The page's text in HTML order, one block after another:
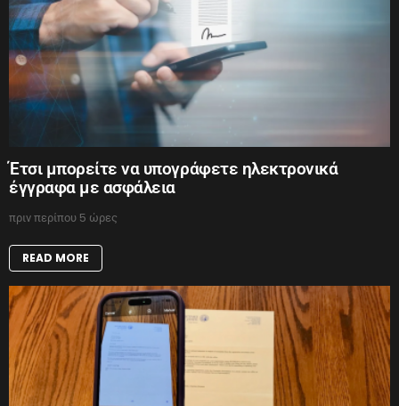
Έτσι μπορείτε να υπογράφετε ηλεκτρονικά
έγγραφα με ασφάλεια
πριν περίπου 5 ώρες
READ MORE